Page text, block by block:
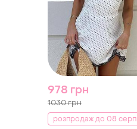
978 грн
1030 грн
розпродаж до 08 серп